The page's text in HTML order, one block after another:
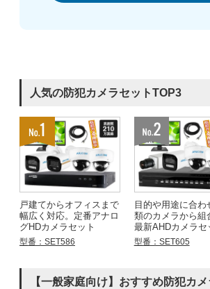
人気の防犯カメラセットTOP3
戸建てからオフィスまで
幅広く対応。定番アナロ
グHDカメラセット
型番：SET586
目的や用途に合わ
類のカメラから組
最新AHDカメラセ
型番：SET605
【一般家庭向け】おすすめ防犯カ